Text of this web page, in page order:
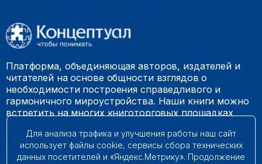
Платформа, объединяющая авторов, издателей и
читателей на основе общности взглядов о
необходимости построения справедливого и
гармоничного мироустройства. Наши книги можно
встретить на многих книготорговых площадках
© 2009 – 2026. Все права защищены.
Для анализа трафика и улучшения работы наш сайт
использует файлы cookie, сервисы сбора технических
данных посетителей и «Яндекс.Метрику». Продолжение